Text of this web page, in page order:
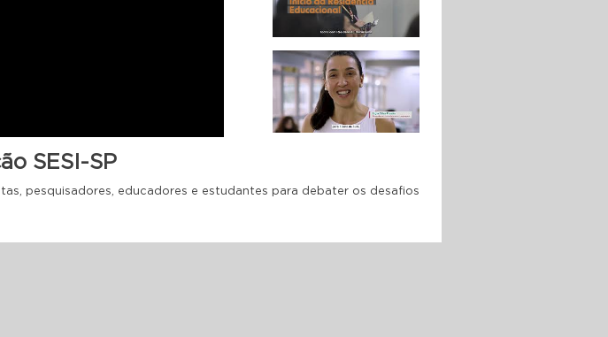
10 ANOS DA FACULDADE
SESI A escola como
segunda casa desde o
primeiro dia
SESI-SP
pesquisadores, educadores e estudantes para debater os desafios